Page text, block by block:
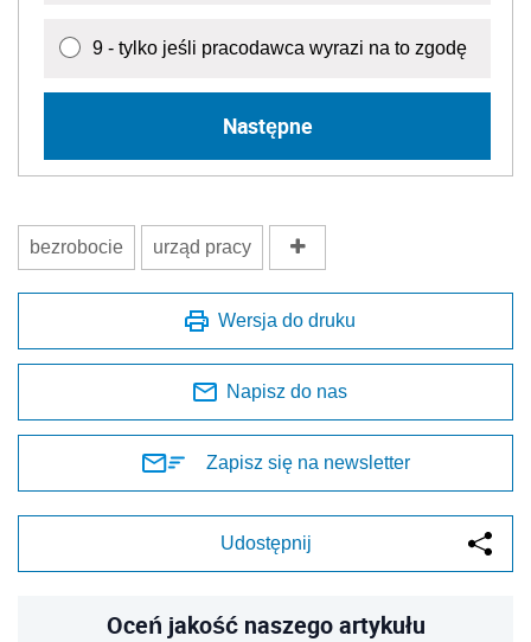
9 - tylko jeśli pracodawca wyrazi na to zgodę
Następne
bezrobocie urząd pracy
Wersja do druku
Napisz do nas
Zapisz się na newsletter
Udostępnij
Oceń jakość naszego artykułu